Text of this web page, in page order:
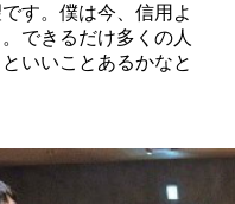
す。僕は今、信用よ
できるだけ多くの人
いいことあるかなと